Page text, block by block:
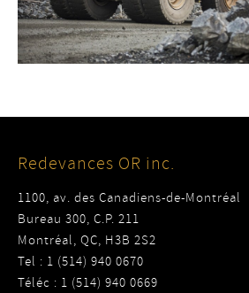
Redevances OR inc.
1100, av. des Canadiens-de-Montréal
Bureau 300, C.P. 211
Montréal, QC, H3B 2S2
Tel : 1 (514) 940 0670
Téléc : 1 (514) 940 0669